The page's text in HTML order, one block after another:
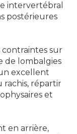
intervertébral
postérieures
contraintes sur
de lombalgies
excellent
rachis, répartir
et
en arrière,